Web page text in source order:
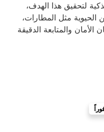
لتحقيق هذا الهدف،
مثل المطارات،
والمتابعة الدقيقة